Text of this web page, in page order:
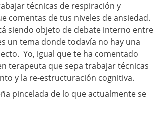
técnicas de respiración y
comentas de tus niveles de ansiedad.
siendo objeto de debate interno entre
un tema donde todavía no hay una
Yo, igual que te ha comentado
terapeuta que sepa trabajar técnicas
y la re-estructuración cognitiva.
pincelada de lo que actualmente se